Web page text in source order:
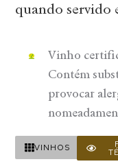
quando servido
Vinho
Contém
provocar
VINHOS